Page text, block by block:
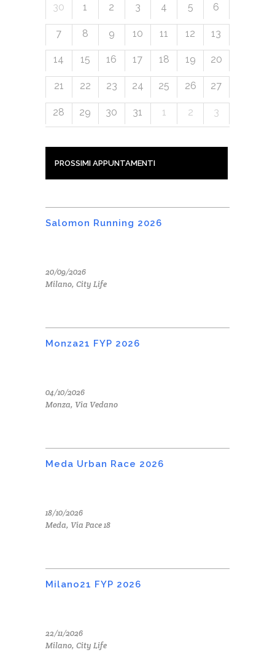
30 1 2 3 4 5 6
7 8 9 10 11 12 13
14 15 16 17 18 19 20
21 22 23 24 25 26 27
28 29 30 31 1 2 3
PROSSIMI APPUNTAMENTI
Salomon Running 2026
20/09/2026
Milano, City Life
Monza21 FYP 2026
04/10/2026
Monza, Via Vedano
Meda Urban Race 2026
18/10/2026
Meda, Via Pace 18
Milano21 FYP 2026
22/11/2026
Milano, City Life